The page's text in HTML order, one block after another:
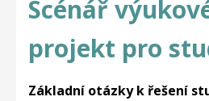
Scénář
projekt pro
Základní otázky k řešení